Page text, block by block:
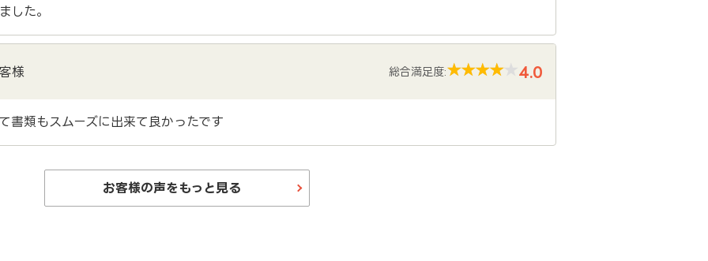
した。
様 総合満足度: 4.0
書類もスムーズに出来て良かったです
お客様の声をもっと見る